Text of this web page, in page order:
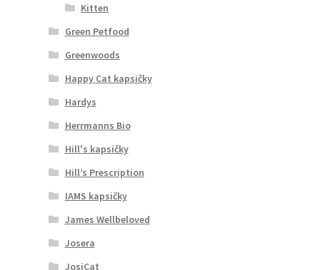
Kitten
Green Petfood
Greenwoods
Happy Cat kapsičky
Hardys
Herrmanns Bio
Hill's kapsičky
Hill’s Prescription
IAMS kapsičky
James Wellbeloved
Josera
JosiCat